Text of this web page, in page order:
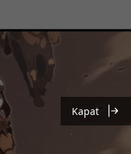
Kapat